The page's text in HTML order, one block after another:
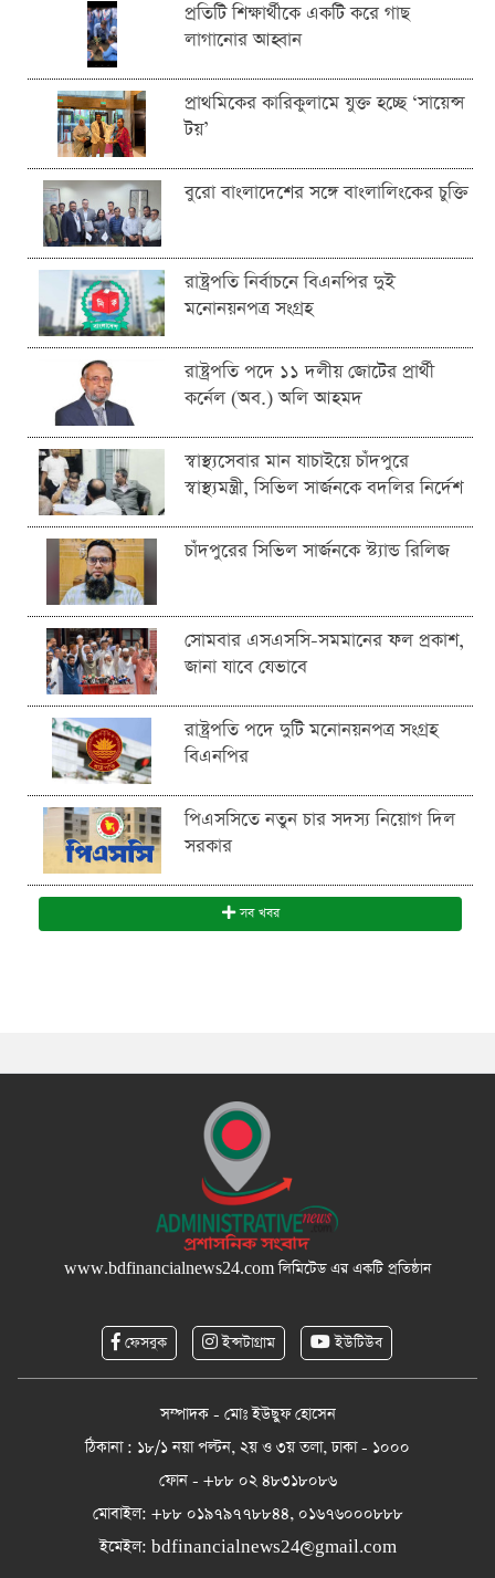
প্রতিটি শিক্ষার্থীকে একটি করে গাছ
লাগানোর আহ্বান
প্রাথমিকের কারিকুলামে যুক্ত হচ্ছে ‘সায়েন্স
টয়’
বুরো বাংলাদেশের সঙ্গে বাংলালিংকের চুক্তি
রাষ্ট্রপতি নির্বাচনে বিএনপির দুই
মনোনয়নপত্র সংগ্রহ
রাষ্ট্রপতি পদে ১১ দলীয় জোটের প্রার্থী
কর্নেল (অব.) অলি আহমদ
স্বাস্থ্যসেবার মান যাচাইয়ে চাঁদপুরে
স্বাস্থ্যমন্ত্রী, সিভিল সার্জনকে বদলির নির্দেশ
চাঁদপুরের সিভিল সার্জনকে স্ট্যান্ড রিলিজ
সোমবার এসএসসি-সমমানের ফল প্রকাশ,
জানা যাবে যেভাবে
রাষ্ট্রপতি পদে দুটি মনোনয়নপত্র সংগ্রহ
বিএনপির
পিএসসিতে নতুন চার সদস্য নিয়োগ দিল
সরকার
সব খবর
www.bdfinancialnews24.comলিমিটেড এর একটি প্রতিষ্ঠান
ফেসবুক ইন্সটাগ্রাম ইউটিউব
সম্পাদক - মোঃ ইউছুফ হোসেন
ঠিকানা : ১৮/১ নয়া পল্টন, ২য় ও ৩য় তলা, ঢাকা - ১০০০
ফোন - +৮৮ ০২ ৪৮৩১৮০৮৬
মোবাইল: +৮৮ ০১৯৭৯৭৭৮৮৪৪, ০১৬৭৬০০০৮৮৮
ইমেইল: bdfinancialnews24@gmail.com